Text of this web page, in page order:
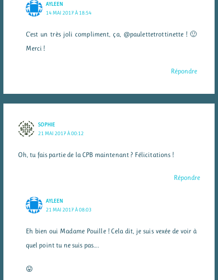
AYLEEN
14 MAI 2017 À 18:54
C’est un très joli compliment, ça, @paulettetrottinette ! 🙂
Merci !
Répondre
SOPHIE
21 MAI 2017 À 00:12
Oh, tu fais partie de la CPB maintenant ? Félicitations !
Répondre
AYLEEN
21 MAI 2017 À 08:03
Eh bien oui Madame Pouille ! Cela dit, je suis vexée de voir à
quel point tu ne suis pas….
😛